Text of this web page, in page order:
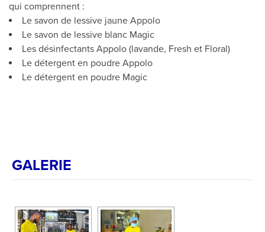
qui comprennent :
Le savon de lessive jaune Appolo
Le savon de lessive blanc Magic
Les désinfectants Appolo (lavande, Fresh et Floral)
Le détergent en poudre Appolo
Le détergent en poudre Magic
GALERIE